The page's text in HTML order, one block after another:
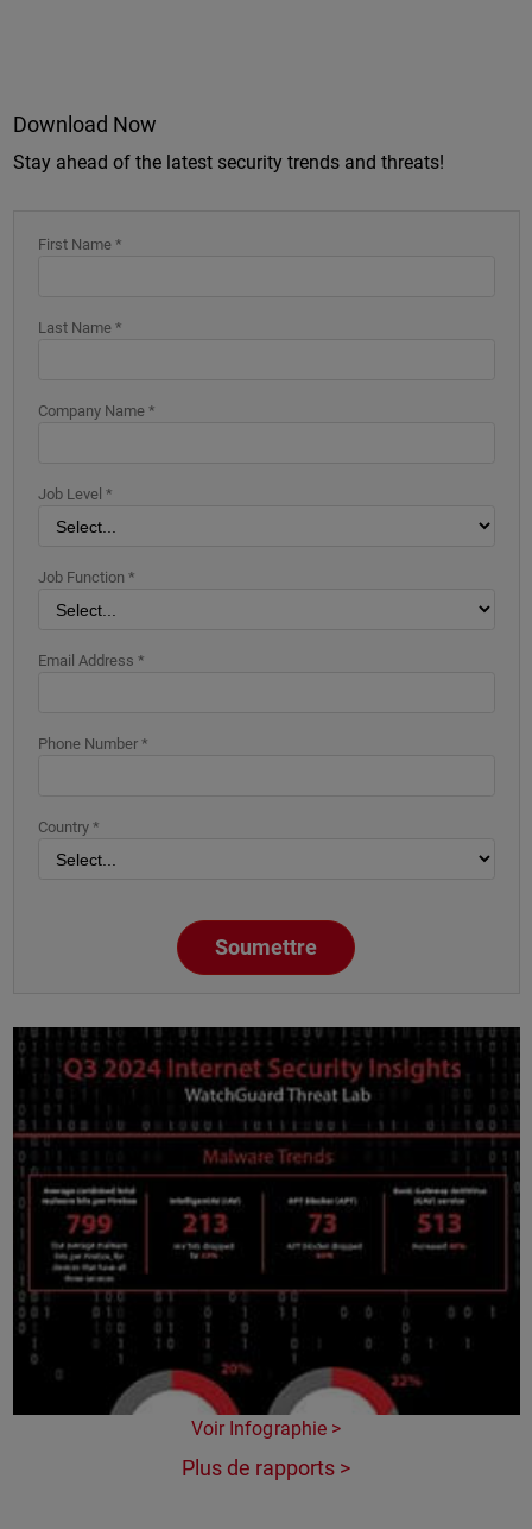
Download Now
Stay ahead of the latest security trends and threats!
First Name *
Last Name *
Company Name *
Job Level *
Job Function *
Email Address *
Phone Number *
Country *
Soumettre
Voir Infographie >
Plus de rapports >